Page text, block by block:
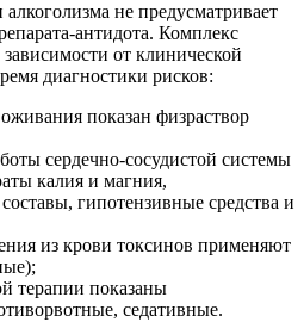
не предусматривает
антидота. Комплекс
от клинической
диагностики рисков:
показан физраствор
сердечно-сосудистой системы
калия и магния,
гипотензивные средства и
из крови токсинов применяют
терапии показаны
седативные.